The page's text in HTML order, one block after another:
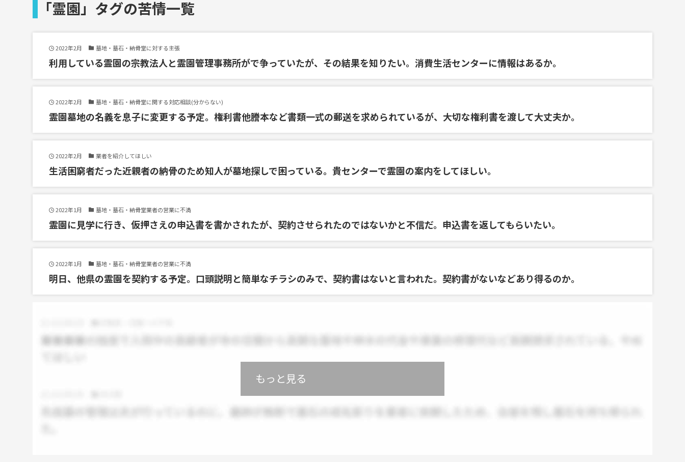
「霊園」タグの苦情一覧
2022年2月 墓地・墓石・納骨堂に対する主張
利用している霊園の宗教法人と霊園管理事務所がで争っていたが、その結果を知りたい。消費生活センターに情報はあるか。
2022年2月 墓地・墓石・納骨堂に関する対応相談(分からない)
霊園墓地の名義を息子に変更する予定。権利書他謄本など書類一式の郵送を求められているが、大切な権利書を渡して大丈夫か。
2022年2月 業者を紹介してほしい
生活困窮者だった近親者の納骨のため知人が墓地探しで困っている。貴センターで霊園の案内をしてほしい。
2022年1月 墓地・墓石・納骨堂業者の営業に不満
霊園に見学に行き、仮押さえの申込書を書かされたが、契約させられたのではないかと不信だ。申込書を返してもらいたい。
2022年1月 墓地・墓石・納骨堂業者の営業に不満
明日、他県の霊園を契約する予定。口頭説明と簡単なチラシのみで、契約書はないと言われた。契約書がないなどあり得るのか。
もっと見る